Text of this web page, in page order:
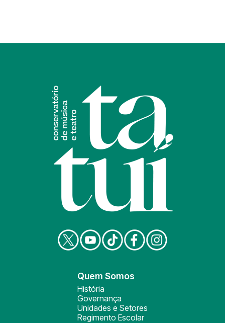
Quem Somos
História
Governança
Unidades e Setores
Regimento Escolar